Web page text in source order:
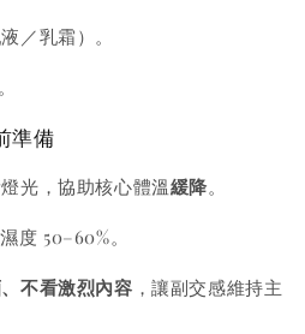
／乳霜）。
準備
光，協助核心體溫緩降。
度 50–60%。
不看激烈內容 ，讓副交感維持主